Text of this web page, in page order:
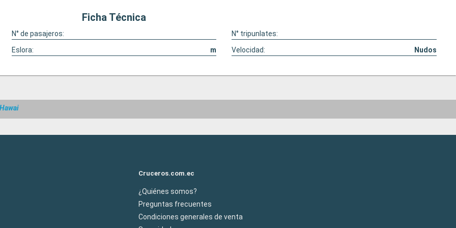
Ficha Técnica
N° de pasajeros:
N° tripunlates:
Eslora:
m Velocidad: Nudos
Cruceros.com.ec
¿Quiénes somos?
Preguntas frecuentes
Condiciones generales de venta